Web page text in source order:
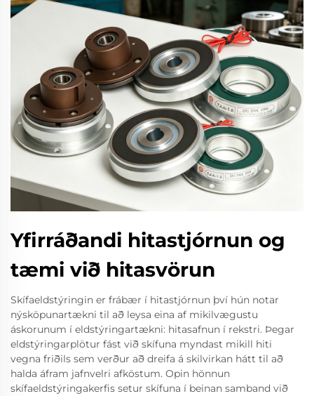
Yfirráðandi hitastjórnun og
tæmi við hitasvörun
Skífaeldstýringin er frábær í hitastjórnun því hún notar
nýsköpunartækni til að leysa eina af mikilvægustu
áskorunum í eldstýringartækni: hitasafnun í rekstri. Þegar
eldstýringarplötur fást við skífuna myndast mikill hiti
vegna friðils sem verður að dreifa á skilvirkan hátt til að
halda áfram jafnvelri afköstum. Opin hönnun
skífaeldstýringakerfis setur skífuna í beinan samband við